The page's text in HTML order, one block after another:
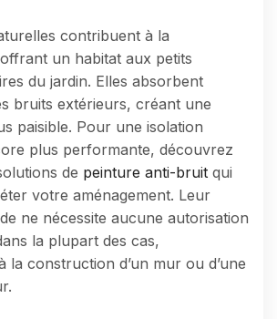
contribuent à la
un habitat aux petits
du jardin. Elles absorbent
bruits extérieurs, créant une
paisible. Pour une isolation
plus performante, découvrez
de peinture anti-bruit qui
votre aménagement. Leur
ne nécessite aucune autorisation
la plupart des cas,
la construction d’un mur ou d’une